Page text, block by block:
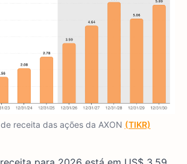
receita das ações da AXON (TIKR)